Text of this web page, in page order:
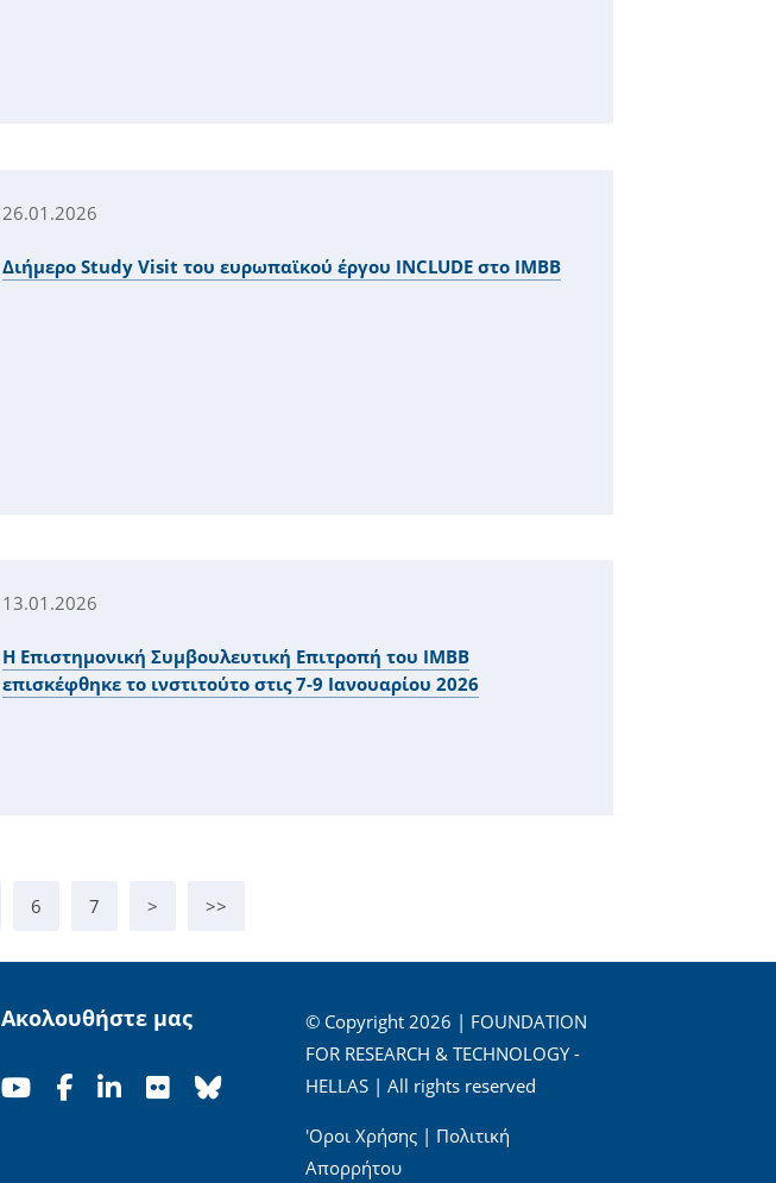
26.01.2026
Διήμερο Study Visit του ευρωπαϊκού έργου INCLUDE στο IMBB
13.01.2026
Η Επιστημονική Συμβουλευτική Επιτροπή του IMBB
επισκέφθηκε το ινστιτούτο στις 7-9 Ιανουαρίου 2026
6 7 > >>
Ακολουθήστε μας
© Copyright 2026 | FOUNDATION
FOR RESEARCH & TECHNOLOGY -
HELLAS | All rights reserved
'Οροι Χρήσης| Πολιτική
Απορρήτου